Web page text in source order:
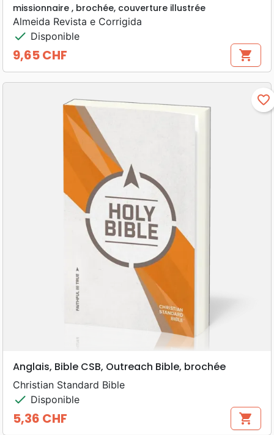
missionnaire , brochée, couverture illustrée
Almeida Revista e Corrigida
check Disponible
Prix
9,65 CHF shopping_cart
favorite_border
Anglais, Bible CSB, Outreach Bible, brochée
Christian Standard Bible
check Disponible
Prix
5,36 CHF shopping_cart